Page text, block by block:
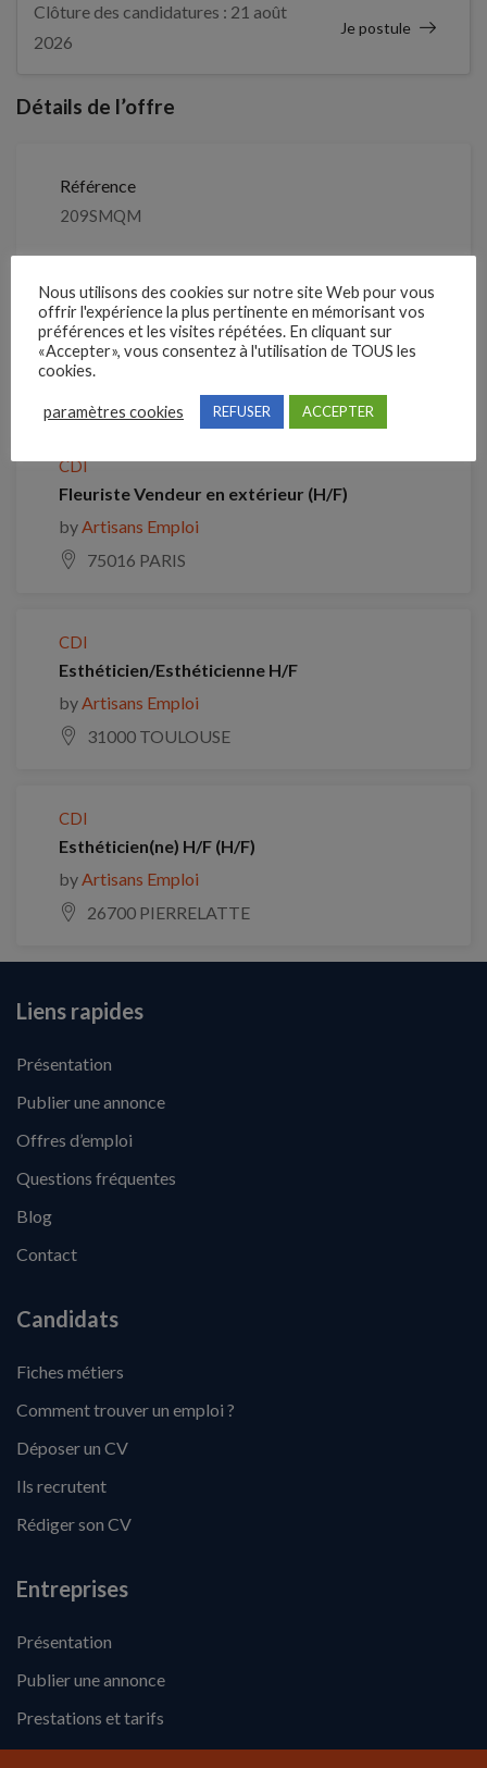
Clôture des candidatures : 21 août
2026
Je postule
Détails de l’offre
Référence
209SMQM
Clôture des candidatures : 21 août 2026
Je postule
CDI
Fleuriste Vendeur en extérieur (H/F)
byArtisans Emploi
75016 PARIS
CDI
Esthéticien/Esthéticienne H/F
byArtisans Emploi
31000 TOULOUSE
CDI
Esthéticien(ne) H/F (H/F)
byArtisans Emploi
26700 PIERRELATTE
Liens rapides
Présentation
Publier une annonce
Offres d’emploi
Questions fréquentes
Blog
Contact
Candidats
Fiches métiers
Comment trouver un emploi ?
Déposer un CV
Ils recrutent
Rédiger son CV
Entreprises
Présentation
Publier une annonce
Prestations et tarifs
Nous utilisons des cookies sur notre site Web pour vous
offrir l'expérience la plus pertinente en mémorisant vos
préférences et les visites répétées. En cliquant sur
«Accepter», vous consentez à l'utilisation de TOUS les
cookies.
paramètres cookies REFUSER ACCEPTER